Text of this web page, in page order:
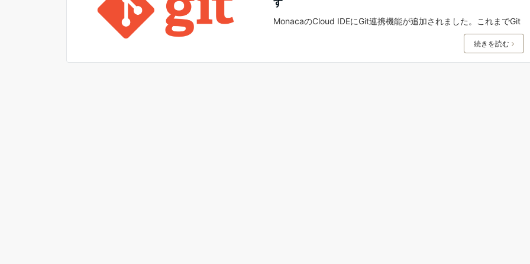
MonacaのCloud IDEにGit連携機能が追加されました。これまでGit
続きを読む